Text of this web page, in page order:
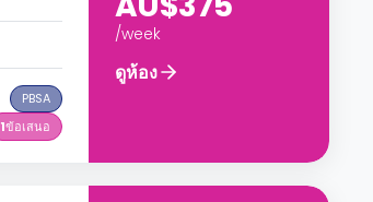
PBSA
1ข้อเสนอ
/week
ดูห้อง